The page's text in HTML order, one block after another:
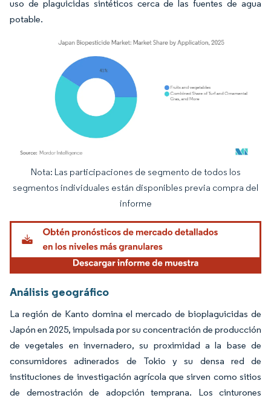
uso de plaguicidas sintéticos cerca de las fuentes de agua
potable.
Imagen © Mordor Intelligence. El uso requiere atribución según CC BY 4.0.
Nota: Las participaciones de segmento de todos los
segmentos individuales están disponibles previa compra del
informe
Análisis geográfico
La región de Kanto domina el mercado de bioplaguicidas de
Japón en 2025, impulsada por su concentración de producción
de vegetales en invernadero, su proximidad a la base de
consumidores adinerados de Tokio y su densa red de
instituciones de investigación agrícola que sirven como sitios
de demostración de adopción temprana. Los cinturones